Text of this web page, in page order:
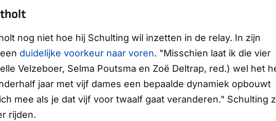
nog niet hoe hij Schulting wil inzetten in de relay. In zijn
duidelijke voorkeur naar voren. "Misschien laat ik die vier
Velzeboer, Selma Poutsma en Zoë Deltrap, red.) wel het
jaar met vijf dames een bepaalde dynamiek opbouwt
mee als je dat vijf voor twaalf gaat veranderen." Schulting
rijden.